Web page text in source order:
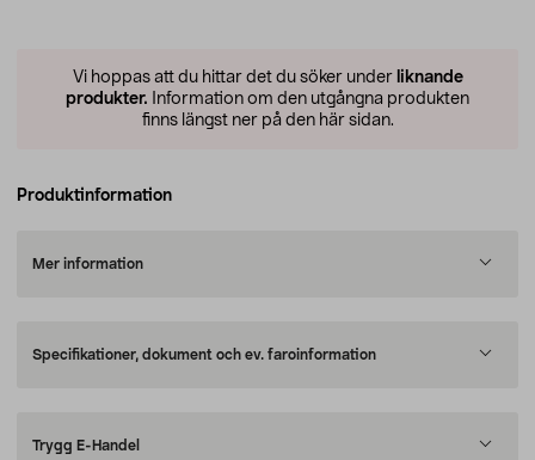
Vi hoppas att du hittar det du söker under liknande
produkter. Information om den utgångna produkten
finns längst ner på den här sidan.
Produktinformation
Mer information
Specifikationer, dokument och ev. faroinformation
Trygg E-Handel